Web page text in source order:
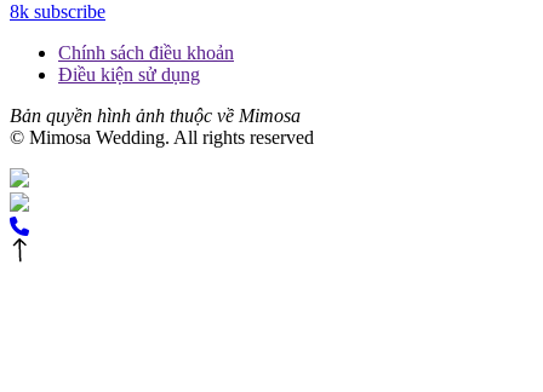
8k subscribe
Chính sách điều khoản
Điều kiện sử dụng
Bản quyền hình ảnh thuộc về Mimosa
© Mimosa Wedding. All rights reserved